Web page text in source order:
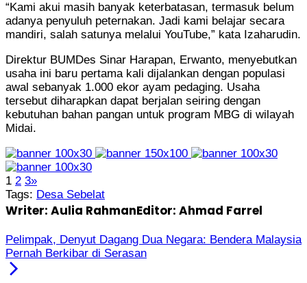
“Kami akui masih banyak keterbatasan, termasuk belum
adanya penyuluh peternakan. Jadi kami belajar secara
mandiri, salah satunya melalui YouTube,” kata Izaharudin.
Direktur BUMDes Sinar Harapan, Erwanto, menyebutkan
usaha ini baru pertama kali dijalankan dengan populasi
awal sebanyak 1.000 ekor ayam pedaging. Usaha
tersebut diharapkan dapat berjalan seiring dengan
kebutuhan bahan pangan untuk program MBG di wilayah
Midai.
1 2 3»
Tags: Desa Sebelat
Writer: Aulia RahmanEditor: Ahmad Farrel
Pelimpak, Denyut Dagang Dua Negara: Bendera Malaysia
Pernah Berkibar di Serasan